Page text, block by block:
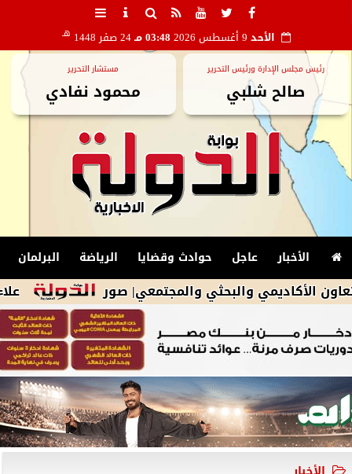
الأحد 03:48 مـ 24 صفر 1448 هـ
رئيس مجلس الإدارة ورئيس التحرير
صالح شلبي
مستشار التحرير
محمود نفادي
الأخبار عاجل حوادث وقضايا الرياضة البرلمان
علاء فاروق: يعلن والبحثي والمجتمعي| صور